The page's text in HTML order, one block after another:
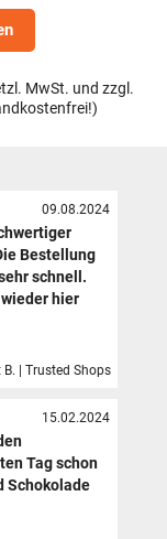
MwSt. und zzgl.
09.08.2024
Bestellung
schnell.
hier
B. | Trusted Shops
15.02.2024
Tag schon
Schokolade